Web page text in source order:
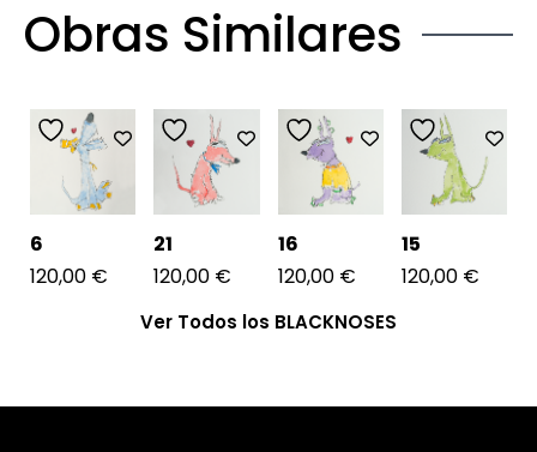
Obras Similares
6
120,00 €
21
120,00 €
16
120,00 €
15
120,00 €
Ver Todos los BLACKNOSES